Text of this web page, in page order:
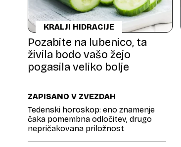
KRALJI HIDRACIJE
Pozabite na lubenico, ta
živila bodo vašo žejo
pogasila veliko bolje
ZAPISANO V ZVEZDAH
Tedenski horoskop: eno znamenje
čaka pomembna odločitev, drugo
nepričakovana priložnost